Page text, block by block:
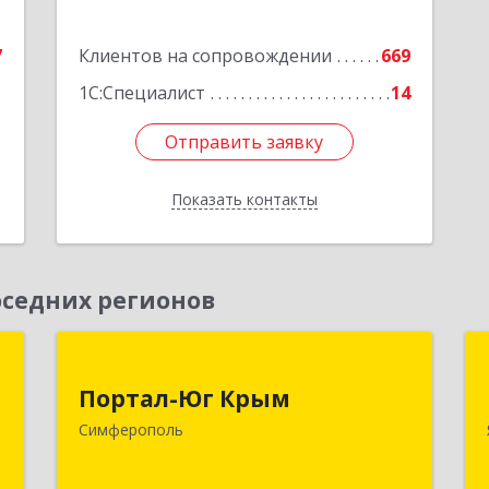
Клиентов на сопровождении
669
1С:Специалист
14
Отправить заявку
Показать контакты
Отправить заявку
Назад
регионов
Портал-Юг Крым
Симферополь
295015, Крым Респ, Симферополь г,